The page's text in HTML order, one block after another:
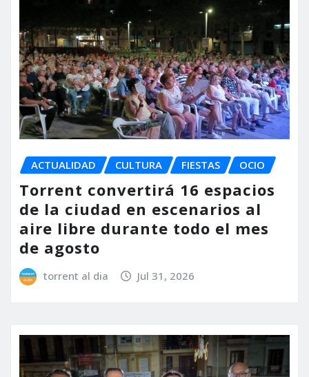
ACTUALIDAD CULTURA FIESTAS OCIO
Torrent convertirá 16 espacios
de la ciudad en escenarios al
aire libre durante todo el mes
de agosto
torrent al dia Jul 31, 2026